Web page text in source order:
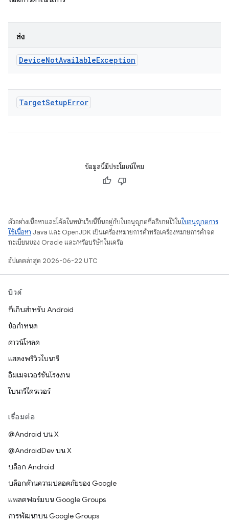
ส่ง
DeviceNotAvailableException
TargetSetupError
ข้อมูลนี้มีประโยชน์ไหม
ตัวอย่างเนื้อหาและโค้ดในหน้าเว็บนี้ขึ้นอยู่กับใบอนุญาตที่อธิบายไว้ในใบอนุญาตการ
ใช้เนื้อหา Java และ OpenJDK เป็นเครื่องหมายการค้าหรือเครื่องหมายการค้าจด
ทะเบียนของ Oracle และ/หรือบริษัทในเครือ
อัปเดตล่าสุด 2026-06-22 UTC
บิวด์
ที่เก็บสำหรับ Android
ข้อกำหนด
ดาวน์โหลด
แสดงพรีวิวไบนารี
อิมเมจเวอร์ชันโรงงาน
ไบนารีไดรเวอร์
เชื่อมต่อ
@Android บน X
@AndroidDev บน X
บล็อก Android
บล็อกด้านความปลอดภัยของ Google
แพลตฟอร์มบน Google Groups
การพัฒนาบน Google Groups